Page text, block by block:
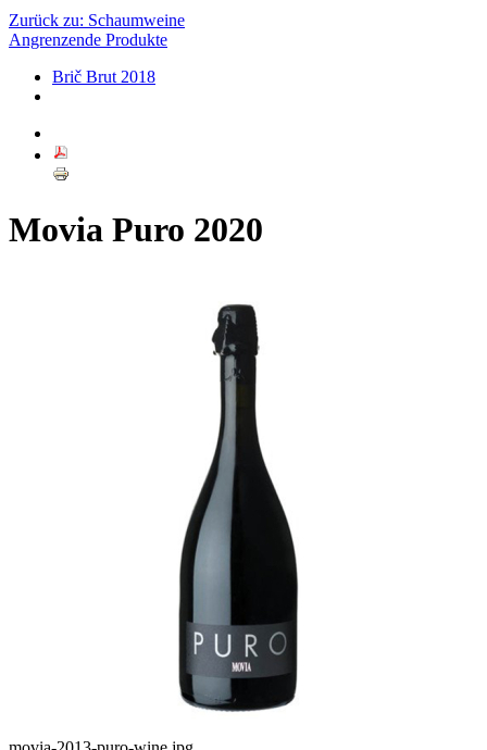
Zurück zu: Schaumweine
Angrenzende Produkte
Brič Brut 2018
Movia Puro 2020